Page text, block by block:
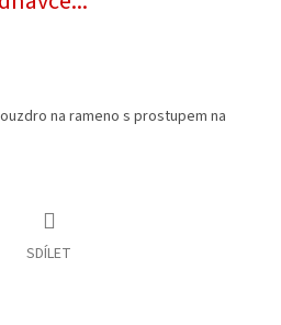
na rameno s prostupem na
SDÍLET